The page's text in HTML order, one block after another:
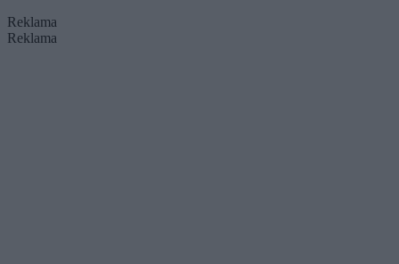
Reklama
Reklama